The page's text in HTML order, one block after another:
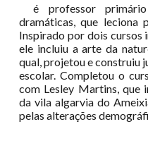
é professor
dramáticas, que leciona
Inspirado por dois cursos
ele incluiu a arte da
qual, projetou e construiu
escolar. Completou o
com Lesley Martins, que
da vila algarvia do
pelas alterações